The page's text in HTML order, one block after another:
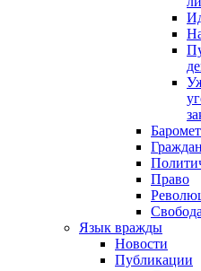
Право
Язык вражды
Новости
Публикации